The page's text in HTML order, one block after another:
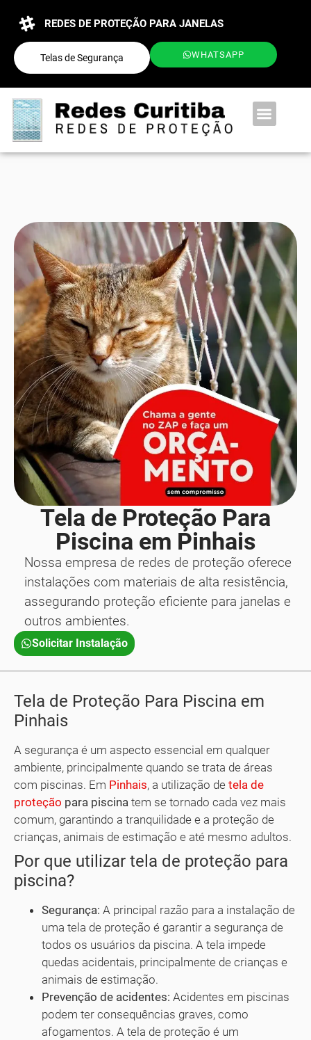
REDES DE PROTEÇÃO PARA JANELAS
Telas de Segurança WHATSAPP
Tela de Proteção Para
Piscina em Pinhais
Nossa empresa de redes de proteção oferece
instalações com materiais de alta resistência,
assegurando proteção eficiente para janelas e
outros ambientes.
Solicitar Instalação
Tela de Proteção Para Piscina em
Pinhais
A segurança é um aspecto essencial em qualquer
ambiente, principalmente quando se trata de áreas
com piscinas. Em Pinhais, a utilização de tela de
proteção para piscina tem se tornado cada vez mais
comum, garantindo a tranquilidade e a proteção de
crianças, animais de estimação e até mesmo adultos.
Por que utilizar tela de proteção para
piscina?
Segurança: A principal razão para a instalação de
uma tela de proteção é garantir a segurança de
todos os usuários da piscina. A tela impede
quedas acidentais, principalmente de crianças e
animais de estimação.
Prevenção de acidentes: Acidentes em piscinas
podem ter consequências graves, como
afogamentos. A tela de proteção é um